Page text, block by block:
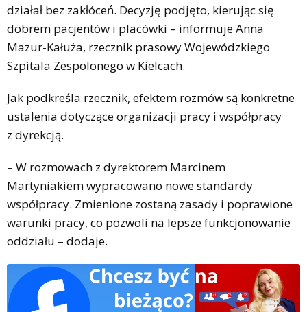
działał bez zakłóceń. Decyzję podjęto, kierując się
dobrem pacjentów i placówki – informuje Anna
Mazur-Kałuża, rzecznik prasowy Wojewódzkiego
Szpitala Zespolonego w Kielcach.
Jak podkreśla rzecznik, efektem rozmów są konkretne
ustalenia dotyczące organizacji pracy i współpracy
z dyrekcją.
– W rozmowach z dyrektorem Marcinem
Martyniakiem wypracowano nowe standardy
współpracy. Zmienione zostaną zasady i poprawione
warunki pracy, co pozwoli na lepsze funkcjonowanie
oddziału – dodaje.